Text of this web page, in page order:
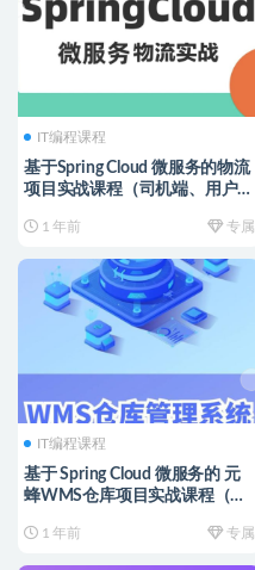
IT编程课程
基于Spring Cloud 微服务的物流
项目实战课程（司机端、用户
1 年前 专属
IT编程课程
基于 Spring Cloud 微服务的 元
蜂WMS仓库项目实战课程（资
1 年前 专属